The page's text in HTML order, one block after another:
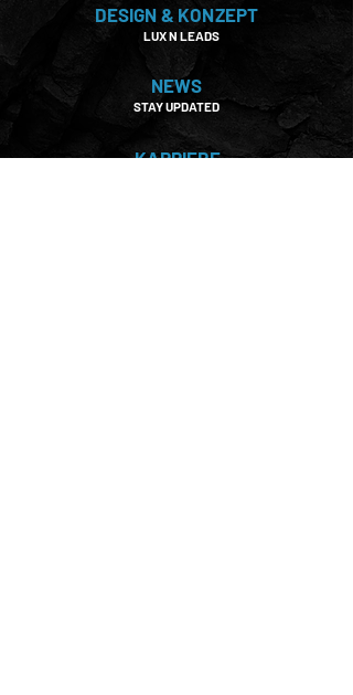
DESIGN & KONZEPT
LUX N LEADS
NEWS
STAY UPDATED
KARRIERE